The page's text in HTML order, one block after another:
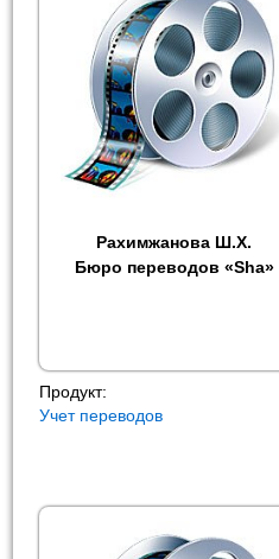
Рахимжанова Ш.Х.
Бюро переводов «Sha»
Продукт:
Учет переводов